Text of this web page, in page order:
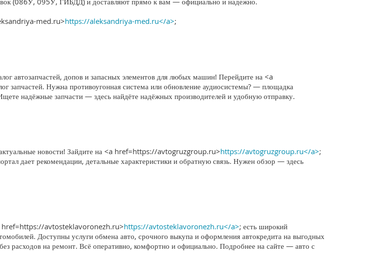
med.ru>https://aleksandriya-med.ru</a>;
автозапчастей, допов и запасных элементов для любых машин! Перейдите на <a
запчастей. Нужна противоугонная система или обновление аудиосистемы? — площадка
надёжные запчасти — здесь найдёте надёжных производителей и удобную отправку.
новости! Зайдите на <a href=https://avtogruzgroup.ru>https://avtogruzgroup.ru</a>;
дает рекомендации, детальные характеристики и обратную связь. Нужен обзор — здесь
href=https://avtosteklavoronezh.ru>https://avtosteklavoronezh.ru</a>; есть широкий
Доступны услуги обмена авто, срочного выкупа и оформления автокредита на выгодных
расходов на ремонт. Всё оперативно, комфортно и официально. Подробнее на сайте — авто с